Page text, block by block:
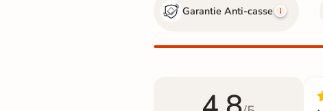
Garantie Anti-casse